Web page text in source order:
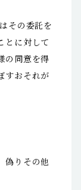
その委託を
とに対して
の同意を得
すおそれが
偽りその他